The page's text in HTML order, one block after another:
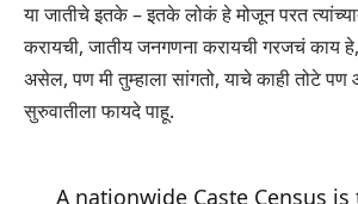
या जातीचे इतके – इतके लोकं हे मोजून परत
करायची, जातीय जनगणना करायची गरजचं काय
असेल, पण मी तुम्हाला सांगतो, याचे काही तोटे
सुरुवातीला फायदे पाहू.
A nationwide Caste Census